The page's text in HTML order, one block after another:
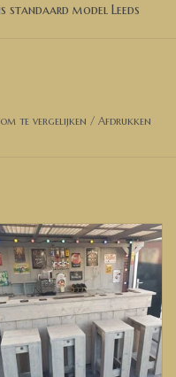
standaard model Leeds
dan contact met ons op
te vergelijken / Afdrukken